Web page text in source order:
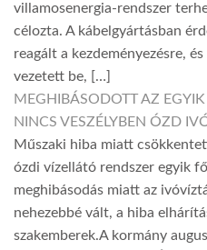
villamosenergia-rendszer
célozta. A kábelgyártásban
reagált a kezdeményezésre,
vezetett be, […]
MEGHIBÁSODOTT AZ
NINCS VESZÉLYBEN ÓZD
Műszaki hiba miatt
ózdi vízellátó rendszer egyik
meghibásodás miatt az
nehezebbé vált, a hiba
szakemberek.A kormány